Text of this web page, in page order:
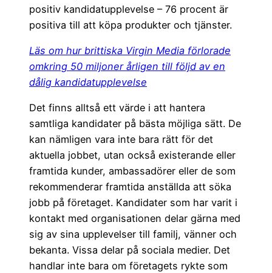
positiv kandidatupplevelse – 76 procent är
positiva till att köpa produkter och tjänster.
Läs om hur brittiska Virgin Media förlorade
omkring 50 miljoner årligen till följd av en
dålig kandidatupplevelse
Det finns alltså ett värde i att hantera
samtliga kandidater på bästa möjliga sätt. De
kan nämligen vara inte bara rätt för det
aktuella jobbet, utan också existerande eller
framtida kunder, ambassadörer eller de som
rekommenderar framtida anställda att söka
jobb på företaget. Kandidater som har varit i
kontakt med organisationen delar gärna med
sig av sina upplevelser till familj, vänner och
bekanta. Vissa delar på sociala medier. Det
handlar inte bara om företagets rykte som